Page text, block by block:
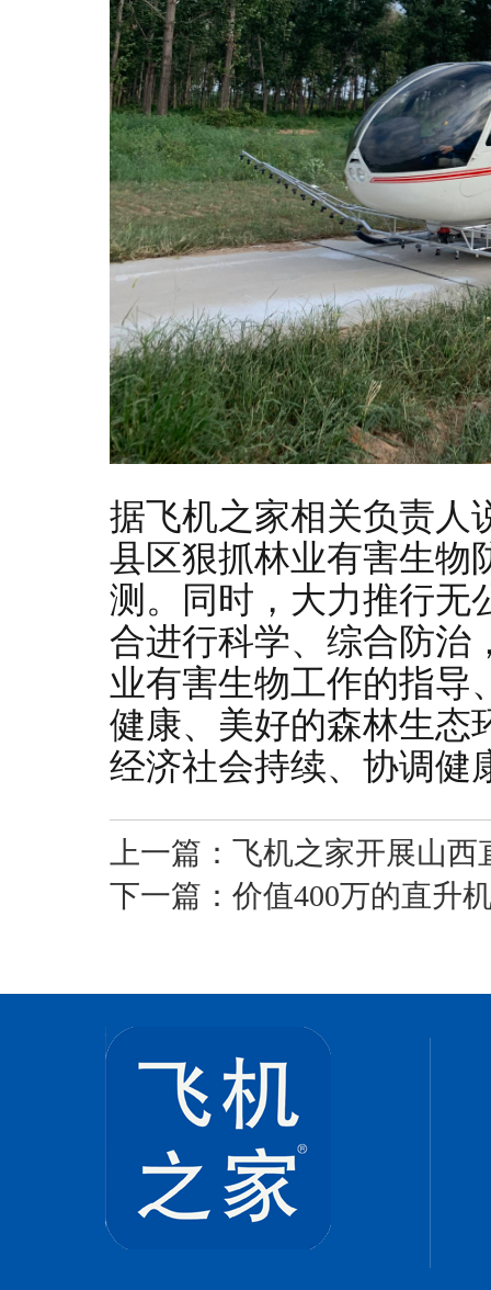
据飞机之家相关负责人
县区狠抓林业有害生物
测。同时，大力推行无
合进行科学、综合防治
业有害生物工作的指导
健康、美好的森林生态
经济社会持续、协调健
上一篇： 飞机之家开展山西
下一篇： 价值400万的直升